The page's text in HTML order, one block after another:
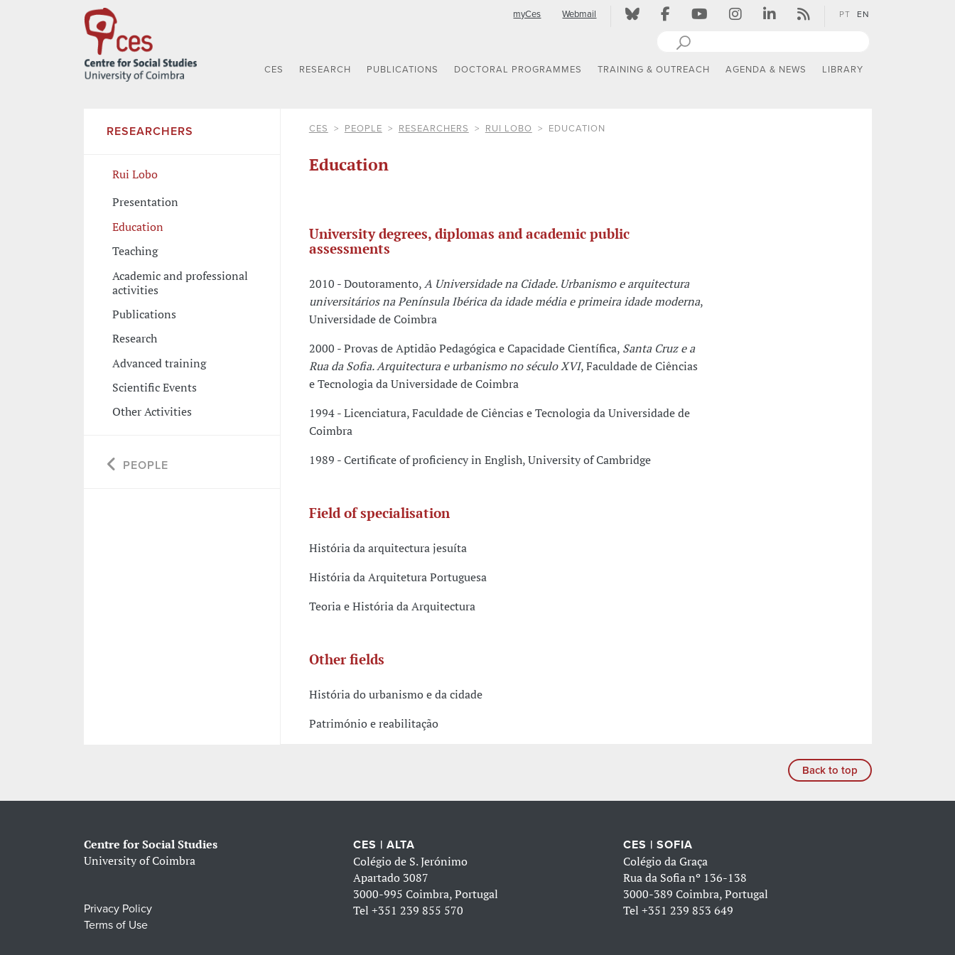
myCes Webmail PT EN
CES RESEARCH PUBLICATIONS DOCTORAL PROGRAMMES TRAINING & OUTREACH AGENDA & NEWS LIBRARY
RESEARCHERS
Rui Lobo
Presentation
Education
Teaching
Academic and professional
activities
Publications
Research
Advanced training
Scientific Events
Other Activities
PEOPLE
CES PEOPLE RESEARCHERS RUI LOBO EDUCATION
Education
University degrees, diplomas and academic public
assessments
2010 - Doutoramento,A Universidade na Cidade. Urbanismo e arquitectura
universitários na Península Ibérica da idade média e primeira idade moderna,
Universidade de Coimbra
2000 - Provas de Aptidão Pedagógica e Capacidade Científica, Santa Cruz e a
Rua da Sofia. Arquitectura e urbanismo no século XVI, Faculdade de Ciências
e Tecnologia da Universidade de Coimbra
1994 - Licenciatura, Faculdade de Ciências e Tecnologia da Universidade de
Coimbra
1989 - Certificate of proficiency in English, University of Cambridge
Field of specialisation
História da arquitectura jesuíta
História da Arquitetura Portuguesa
Teoria e História da Arquitectura
Other fields
História do urbanismo e da cidade
Património e reabilitação
Back to top
Centre for Social Studies
University of Coimbra
Privacy Policy
Terms of Use
CES | ALTA
Colégio de S. Jerónimo
Apartado 3087
3000-995 Coimbra, Portugal
Tel+351 239 855 570
CES | SOFIA
Colégio da Graça
Rua da Sofia nº 136-138
3000-389 Coimbra, Portugal
Tel +351 239 853 649